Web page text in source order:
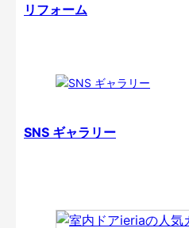
リフォーム
SNS ギャラリー